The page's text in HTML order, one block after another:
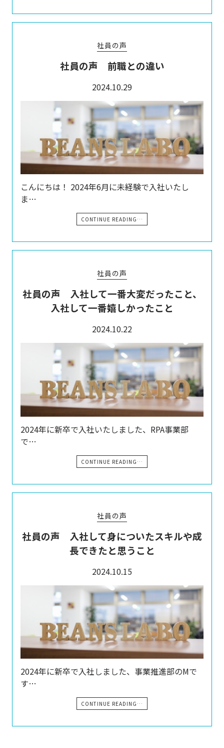
社員の声
社員の声 前職との違い
2024.10.29
こんにちは！ 2024年6月に未経験で入社いたし
ま…
CONTINUE READING…
社員の声
社員の声 入社して一番大変だったこと、
入社して一番嬉しかったこと
2024.10.22
2024年に新卒で入社いたしました、RPA事業部
で…
CONTINUE READING…
社員の声
社員の声 入社して身についたスキルや成
長できたと思うこと
2024.10.15
2024年に新卒で入社しました、事業推進部のMで
す…
CONTINUE READING…